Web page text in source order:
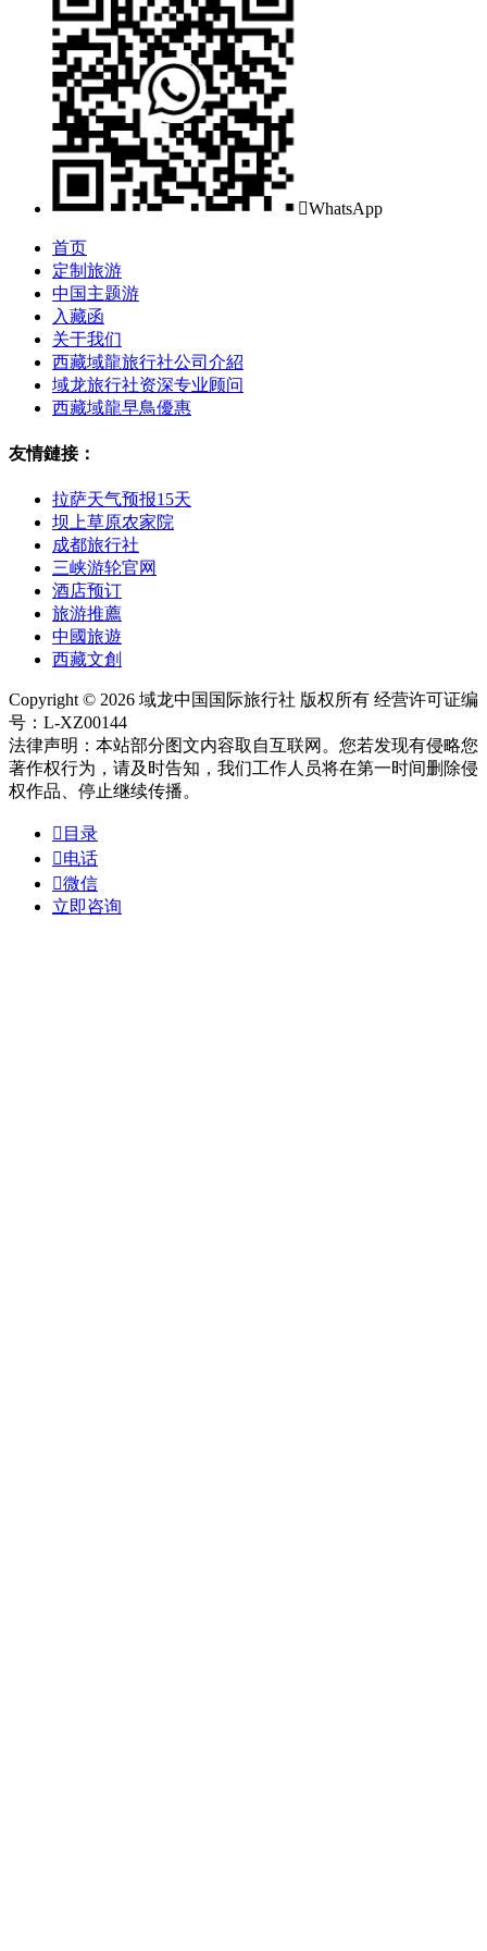
WhatsApp
首页
定制旅游
中国主题游
入藏函
关于我们
西藏域龍旅行社公司介紹
域龙旅行社资深专业顾问
西藏域龍早鳥優惠
友情鏈接：
拉萨天气预报15天
坝上草原农家院
成都旅行社
三峡游轮官网
酒店预订
旅游推薦
中國旅遊
西藏文創
Copyright © 2026 域龙中国国际旅行社 版权所有 经营许可证编
号：L-XZ00144
法律声明：本站部分图文内容取自互联网。您若发现有侵略您
著作权行为，请及时告知，我们工作人员将在第一时间删除侵
权作品、停止继续传播。
 目录
电话
微信
立即咨询